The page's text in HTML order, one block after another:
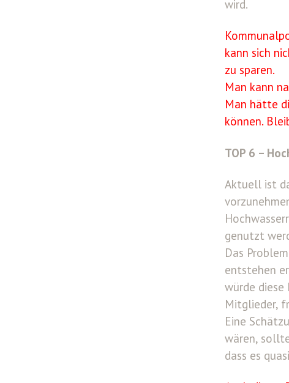
wird.
kann sich
zu sparen.
Man kann
Man hätte
können.
TOP 6 –
Aktuell ist
genutzt
Das
entstehen
würde diese
Mitglieder,
Eine
wären,
dass es